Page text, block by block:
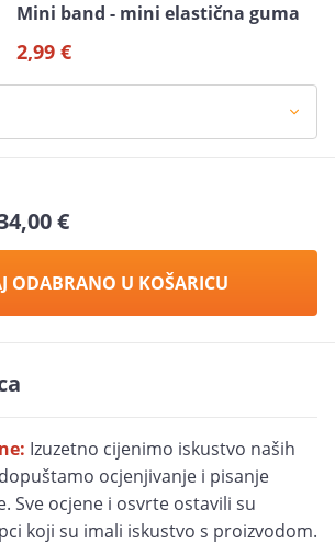
Mini band - mini elastična guma
2,99 €
€
ODABRANO U KOŠARICU
Izuzetno cijenimo iskustvo naših
ocjenjivanje i pisanje
Sve ocjene i osvrte ostavili su
koji su imali iskustvo s proizvodom.